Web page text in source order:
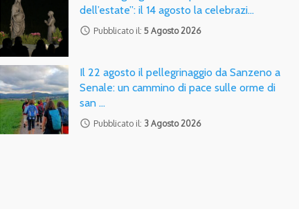
dell’estate”: il 14 agosto la celebrazi…
access_time Pubblicato il:5 Agosto 2026
Il 22 agosto il pellegrinaggio da Sanzeno a
Senale: un cammino di pace sulle orme di
san …
access_time Pubblicato il: 3 Agosto 2026